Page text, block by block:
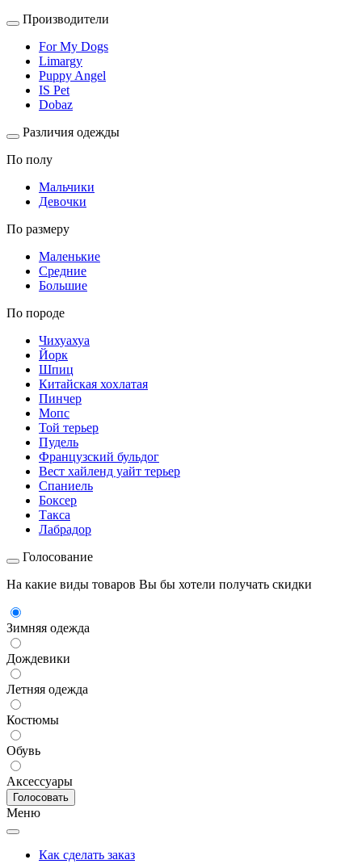
Производители
For My Dogs
Limargy
Puppy Angel
IS Pet
Dobaz
Различия одежды
По полу
Мальчики
Девочки
По размеру
Маленькие
Средние
Большие
По породе
Чихуахуа
Йорк
Шпиц
Китайская хохлатая
Пинчер
Мопс
Той терьер
Пудель
Французский бульдог
Вест хайленд уайт терьер
Спаниель
Боксер
Такса
Лабрадор
Голосование
На какие виды товаров Вы бы хотели получать скидки
Зимняя одежда
Дождевики
Летняя одежда
Костюмы
Обувь
Аксессуары
Меню
Как сделать заказ